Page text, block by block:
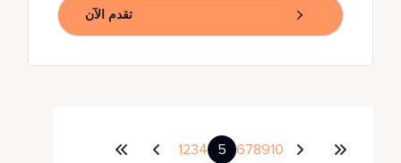
تقدم الآن
1234 5 678910